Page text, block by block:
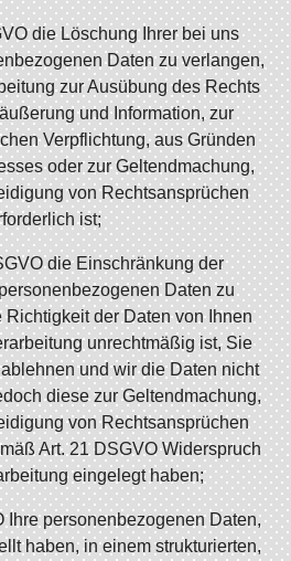
die Löschung Ihrer bei uns
Daten zu verlangen,
zur Ausübung des Rechts
und Information, zur
Verpflichtung, aus Gründen
oder zur Geltendmachung,
von Rechtsansprüchen
ist;
die Einschränkung der
Daten zu
der Daten von Ihnen
unrechtmäßig ist, Sie
und wir die Daten nicht
diese zur Geltendmachung,
von Rechtsansprüchen
Art. 21 DSGVO Widerspruch
eingelegt haben;
Ihre personenbezogenen Daten,
haben, in einem strukturierten,